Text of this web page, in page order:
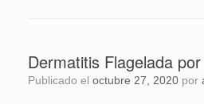
Dermatitis Flagelada
Publicado el octubre 27, 2020 por